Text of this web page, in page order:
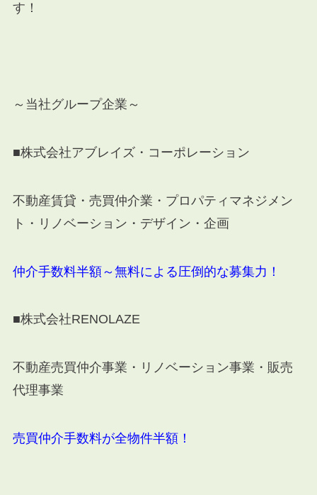
す！
～当社グループ企業～
■株式会社アブレイズ・コーポレーション
不動産賃貸・売買仲介業・プロパティマネジメン
ト・リノベーション・デザイン・企画
仲介手数料半額～無料による圧倒的な募集力！
■株式会社RENOLAZE
不動産売買仲介事業・リノベーション事業・販売
代理事業
売買仲介手数料が全物件半額！